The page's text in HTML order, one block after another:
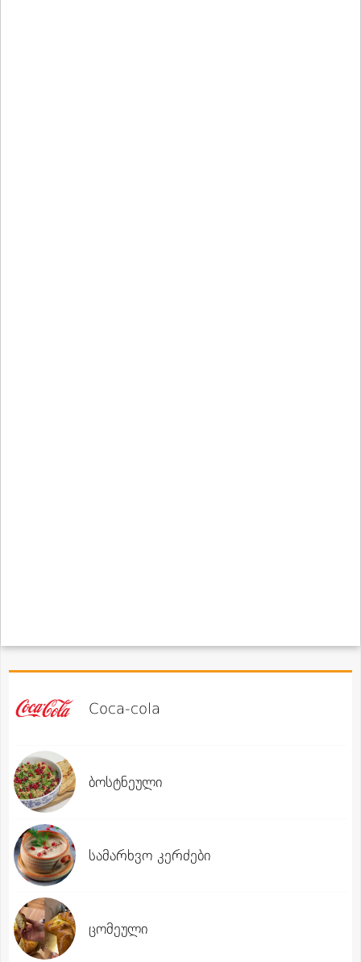
Coca-cola
ბოსტნეული
სამარხვო კერძები
ცომეული